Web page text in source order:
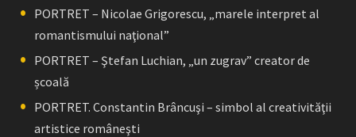
PORTRET – Nicolae Grigorescu, „marele interpret al
romantismului naţional”
PORTRET – Ştefan Luchian, „un zugrav” creator de
școală
PORTRET. Constantin Brâncuşi – simbol al creativităţii
artistice româneşti